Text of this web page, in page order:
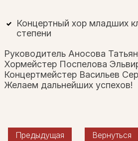
Концертный хор младших
степени
Руководитель Аносова
Хормейстер Поспелова
Концертмейстер Васильев
Желаем дальнейших успехов!
Предыдущая Вернуться